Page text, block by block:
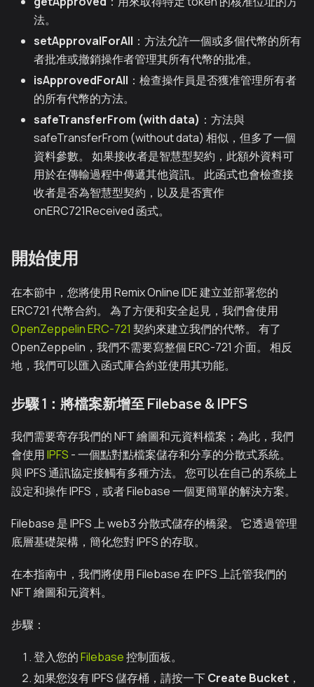
法。
setApprovalForAll ：方法允許一個或多個代幣的所有
者批准或撤銷操作者管理其所有代幣的批准。
isApprovedForAll ：檢查操作員是否獲准管理所有者
的所有代幣的方法。
safeTransferFrom (with data) ：方法與
safeTransferFrom (without data) 相似，但多了一個
資料參數。 如果接收者是智慧型契約，此額外資料可
用於在傳輸過程中傳遞其他資訊。 此函式也會檢查接
收者是否為智慧型契約，以及是否實作
onERC721Received 函式。
開始使用
在本節中，您將使用 Remix Online IDE 建立並部署您的
ERC721 代幣合約。 為了方便和安全起見，我們會使用
OpenZeppelin ERC-721 契約來建立我們的代幣。 有了
OpenZeppelin，我們不需要寫整個 ERC-721 介面。 相反
地，我們可以匯入函式庫合約並使用其功能。
步驟 1：將檔案新增至 Filebase & IPFS
我們需要寄存我們的 NFT 繪圖和元資料檔案；為此，我們
會使用IPFS - 一個點對點檔案儲存和分享的分散式系統。
與 IPFS 通訊協定接觸有多種方法。 您可以在自己的系統上
設定和操作 IPFS，或者 Filebase 一個更簡單的解決方案。
Filebase 是 IPFS 上 web3 分散式儲存的橋梁。 它透過管理
底層基礎架構，簡化您對 IPFS 的存取。
在本指南中，我們將使用 Filebase 在 IPFS 上託管我們的
NFT 繪圖和元資料。
步驟：
登入您的Filebase控制面板。
如果您沒有 IPFS 儲存桶，請按一下Create Bucket ，